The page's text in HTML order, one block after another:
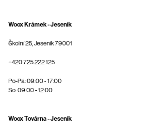
Woox Krámek - Jeseník
Školní 25, Jeseník 79001
+420 725 222 125
Po-Pá: 09:00 - 17:00
So: 09:00 - 12:00
Woox Továrna - Jeseník